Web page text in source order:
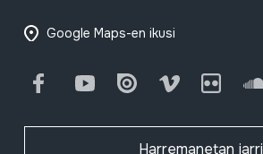
Google Maps-en ikusi
FacebookYoutube Issuu Vimeo Flickr
Harremanetan jarri